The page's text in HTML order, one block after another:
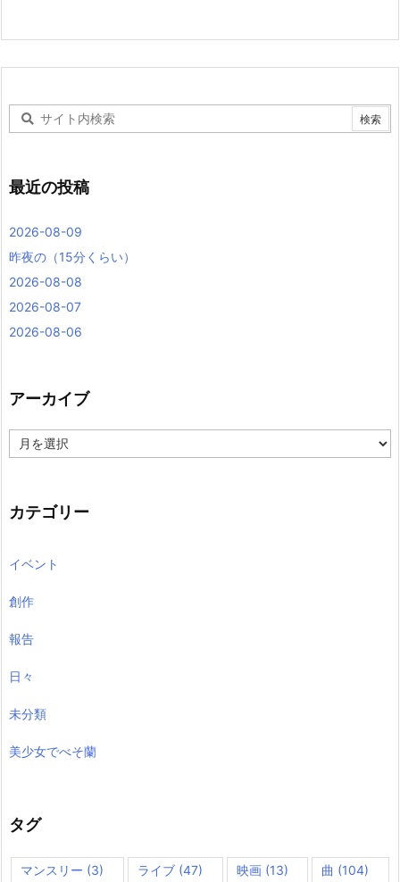
最近の投稿
2026-08-09
昨夜の（15分くらい）
2026-08-08
2026-08-07
2026-08-06
アーカイブ
ー
ブ
カテゴリー
イベント
創作
報告
日々
未分類
美少女でべそ蘭
タグ
マンスリー (3) ライブ(47) 映画(13) 曲 (104)